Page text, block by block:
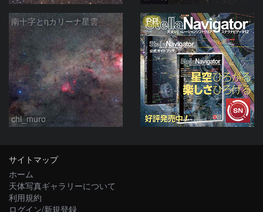
南十字とηカリーナ星雲
chi_muro
PR
サイトマップ
ホーム
天体写真ギャラリーについて
利用規約
ログイン/新規登録